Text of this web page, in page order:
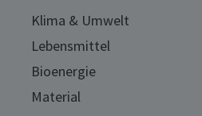
Klima & Umwelt
Lebensmittel
Bioenergie
Material